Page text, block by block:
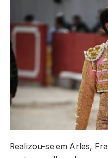
Realizou-se em Arles,